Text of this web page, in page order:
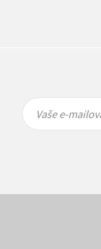
mailová
mailová
Vaše e-